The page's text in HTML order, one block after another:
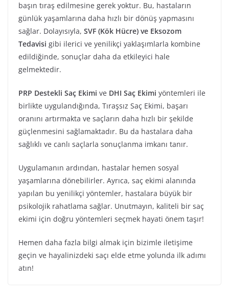
başın tıraş edilmesine gerek yoktur. Bu, hastaların
günlük yaşamlarına daha hızlı bir dönüş yapmasını
sağlar. Dolayısıyla, SVF (Kök Hücre) ve Eksozom
Tedavisi gibi ilerici ve yenilikçi yaklaşımlarla kombine
edildiğinde, sonuçlar daha da etkileyici hale
gelmektedir.
PRP Destekli Saç Ekimi ve DHI Saç Ekimi yöntemleri ile
birlikte uygulandığında, Tıraşsız Saç Ekimi, başarı
oranını artırmakta ve saçların daha hızlı bir şekilde
güçlenmesini sağlamaktadır. Bu da hastalara daha
sağlıklı ve canlı saçlarla sonuçlanma imkanı tanır.
Uygulamanın ardından, hastalar hemen sosyal
yaşamlarına dönebilirler. Ayrıca, saç ekimi alanında
yapılan bu yenilikçi yöntemler, hastalara büyük bir
psikolojik rahatlama sağlar. Unutmayın, kaliteli bir saç
ekimi için doğru yöntemleri seçmek hayati önem taşır!
Hemen daha fazla bilgi almak için bizimle iletişime
geçin ve hayalinizdeki saçı elde etme yolunda ilk adımı
atın!